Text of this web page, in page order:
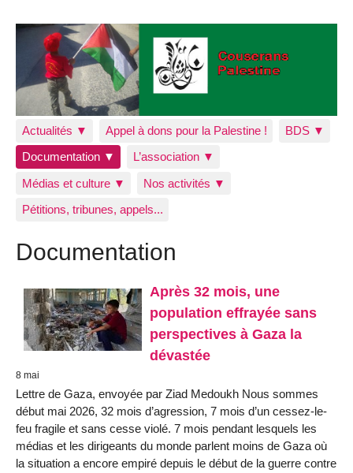
Actualités ▼ Appel à dons pour la Palestine !
BDS ▼
Documentation ▼
L’association ▼
Médias et culture ▼
Nos activités ▼
Pétitions, tribunes, appels...
Documentation
Après 32 mois, une
population effrayée sans
perspectives à Gaza la
dévastée
8 mai
Lettre de Gaza, envoyée par Ziad Medoukh Nous sommes
début mai 2026, 32 mois d’agression, 7 mois d’un cessez-le-
feu fragile et sans cesse violé. 7 mois pendant lesquels les
médias et les dirigeants du monde parlent moins de Gaza où
la situation a encore empiré depuis le début de la guerre contre